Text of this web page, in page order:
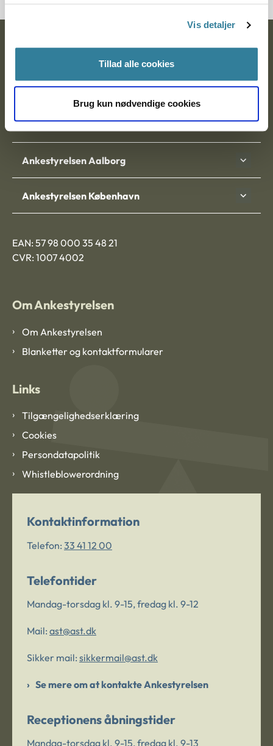
Vis detaljer
Tillad alle cookies
Brug kun nødvendige cookies
Ankestyrelsen
Nytorv 7, 2. sal
Ankestyrelsen Aalborg
Ankestyrelsen København
EAN: 57 98 000 35 48 21
CVR: 1007 4002
Om Ankestyrelsen
Om Ankestyrelsen
Blanketter og kontaktformularer
Links
Tilgængelighedserklæring
Cookies
Persondatapolitik
Whistleblowerordning
Kontaktinformation
Telefon: 33 41 12 00
Telefontider
Mandag-torsdag kl. 9-15, fredag kl. 9-12
Mail: ast@ast.dk
Sikker mail: sikkermail@ast.dk
Se mere om at kontakte Ankestyrelsen
Receptionens åbningstider
Mandag-torsdag kl. 9-15, fredag kl. 9-13